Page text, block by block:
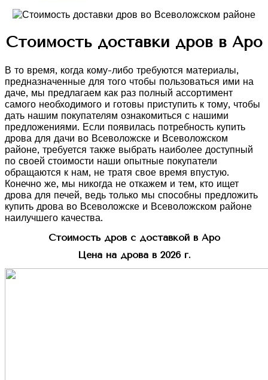
Стоимость доставки дров в Аро
В то время, когда кому-либо требуются материалы,
предназначенные для того чтобы пользоваться ими на
даче, мы предлагаем как раз полный ассортимент
самого необходимого и готовы приступить к тому, чтобы
дать нашим покупателям ознакомиться с нашими
предложениями. Если появилась потребность купить
дрова для дачи во Всеволожске и Всеволожском
районе, требуется также выбрать наиболее доступный
по своей стоимости наши опытные покупатели
обращаются к нам, не тратя свое время впустую.
Конечно же, мы никогда не откажем и тем, кто ищет
дрова для печей, ведь только мы способны предложить
купить дрова во Всеволожске и Всеволожском районе
наилучшего качества.
Стоимость дров с доставкой в Аро
Цена на дрова в 2026 г.